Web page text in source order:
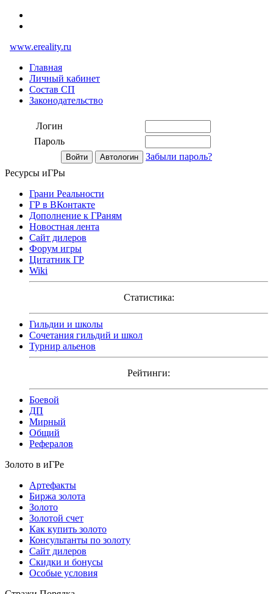
www.ereality.ru
Главная
Личный кабинет
Состав СП
Законодательство
Логин
Пароль
Забыли пароль?
Ресурсы иГРы
Грани Реальности
ГР в ВКонтакте
Дополнение к ГРаням
Новостная лента
Сайт дилеров
Форум игры
Цитатник ГР
Wiki
Статистика:
Гильдии и школы
Сочетания гильдий и школ
Турнир альенов
Рейтинги:
Боевой
ДП
Мирный
Общий
Рефералов
Золото в иГРе
Артефакты
Биржа золота
Золото
Золотой счет
Как купить золото
Консультанты по золоту
Сайт дилеров
Скидки и бонусы
Особые условия